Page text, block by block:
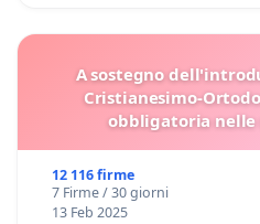
A sostegno
Cristianesimo-
obbligatoria nelle
12 116 firme
7 Firme / 30 giorni
13 Feb 2025